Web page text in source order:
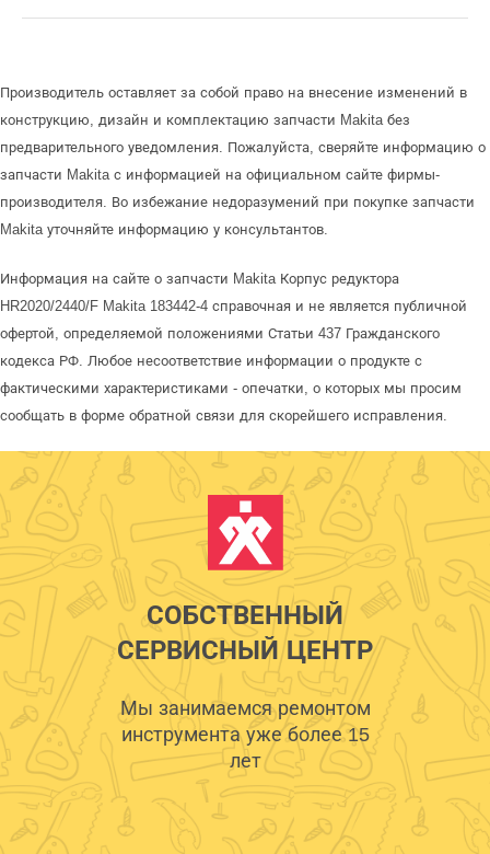
Производитель оставляет за собой право на внесение изменений в
конструкцию, дизайн и комплектацию запчасти Makita без
предварительного уведомления. Пожалуйста, сверяйте информацию о
запчасти Makita с информацией на официальном сайте фирмы-
производителя. Во избежание недоразумений при покупке запчасти
Makita уточняйте информацию у консультантов.
Информация на сайте о запчасти Makita Корпус редуктора
HR2020/2440/F Makita 183442-4 справочная и не является публичной
офертой, определяемой положениями Статьи 437 Гражданского
кодекса РФ. Любое несоответствие информации о продукте с
фактическими характеристиками - опечатки, о которых мы просим
сообщать в форме обратной связи для скорейшего исправления.
СОБСТВЕННЫЙ
СЕРВИСНЫЙ ЦЕНТР
Мы занимаемся ремонтом
инструмента уже более 15
лет